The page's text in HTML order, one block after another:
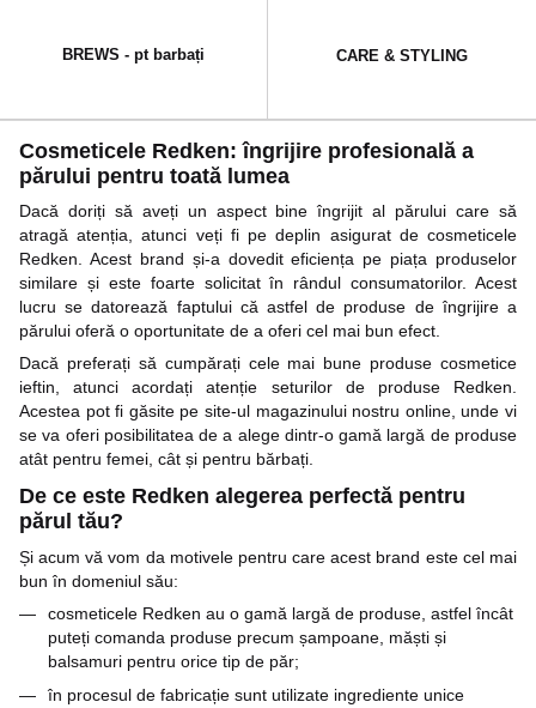
Cosmeticele Redken: îngrijire profesională a
părului pentru toată lumea
Dacă doriți să aveți un aspect bine îngrijit al părului care să
atragă atenția, atunci veți fi pe deplin asigurat de cosmeticele
Redken. Acest brand și-a dovedit eficiența pe piața produselor
similare și este foarte solicitat în rândul consumatorilor. Acest
lucru se datorează faptului că astfel de produse de îngrijire a
părului oferă o oportunitate de a oferi cel mai bun efect.
Dacă preferați să cumpărați cele mai bune produse cosmetice
ieftin, atunci acordați atenție seturilor de produse Redken.
Acestea pot fi găsite pe site-ul magazinului nostru online, unde vi
se va oferi posibilitatea de a alege dintr-o gamă largă de produse
atât pentru femei, cât și pentru bărbați.
De ce este Redken alegerea perfectă pentru
părul tău?
Și acum vă vom da motivele pentru care acest brand este cel mai
bun în domeniul său:
cosmeticele Redken au o gamă largă de produse, astfel încât
puteți comanda produse precum șampoane, măști și
balsamuri pentru orice tip de păr;
în procesul de fabricație sunt utilizate ingrediente unice
BREWS - pt barbați CARE & STYLING